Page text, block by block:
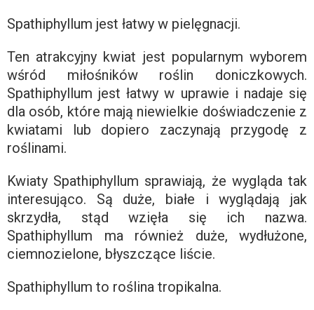
Spathiphyllum jest łatwy w pielęgnacji.
Ten atrakcyjny kwiat jest popularnym wyborem
wśród miłośników roślin doniczkowych.
Spathiphyllum jest łatwy w uprawie i nadaje się
dla osób, które mają niewielkie doświadczenie z
kwiatami lub dopiero zaczynają przygodę z
roślinami.
Kwiaty Spathiphyllum sprawiają, że wygląda tak
interesująco. Są duże, białe i wyglądają jak
skrzydła, stąd wzięła się ich nazwa.
Spathiphyllum ma również duże, wydłużone,
ciemnozielone, błyszczące liście.
Spathiphyllum to roślina tropikalna.